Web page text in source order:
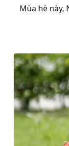
Mùa hè này,